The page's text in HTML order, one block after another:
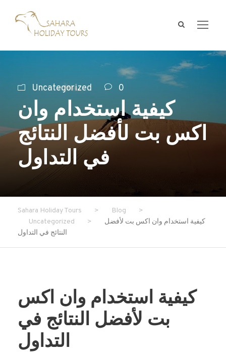
Uncategorized 0
كيفية استخدام وان
اكس بت لأفضل النتائج
في التداول
Sahara Holiday Tours > Blog
>
Uncategorized
>
كيفية استخدام وان اكس بت لأفضل
النتائج في التداول
كيفية استخدام وان اكس
بت لأفضل النتائج في
التداول